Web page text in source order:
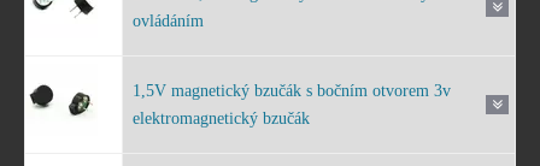
ovládáním
1,5V magnetický bzučák s bočním otvorem 3v
elektromagnetický bzučák